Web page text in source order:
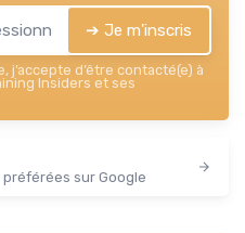
➔ Je m'inscris
j’accepte d’être contacté(e) à
Insiders et ses
sur Google